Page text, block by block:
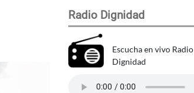
Radio Dignidad
Escucha en vivo Radio
Dignidad